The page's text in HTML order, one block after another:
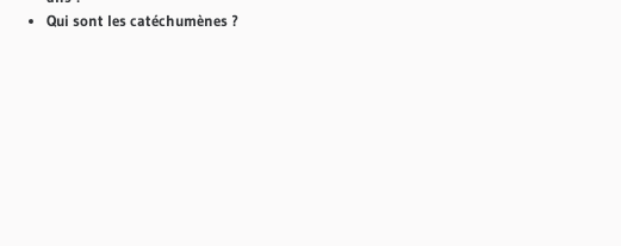
Qui sont les catéchumènes ?